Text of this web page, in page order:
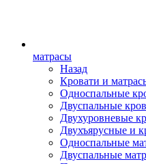
матрасы
Назад
Кровати и
Односпальные
Двуспальные
Двухуровневые
Двухъярусные и
Односпальные
Двуспальные